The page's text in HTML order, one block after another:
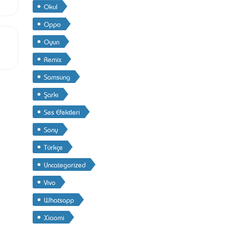
Okul
Oppo
Oyun
Remix
Samsung
Şarkı
Ses Efektleri
Sony
Türkçe
Uncategorized
Vivo
Whatsapp
Xiaomi